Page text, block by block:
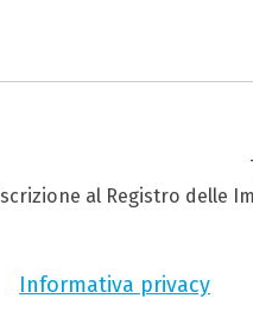
Iscrizione al Registro delle
Informativa privacy